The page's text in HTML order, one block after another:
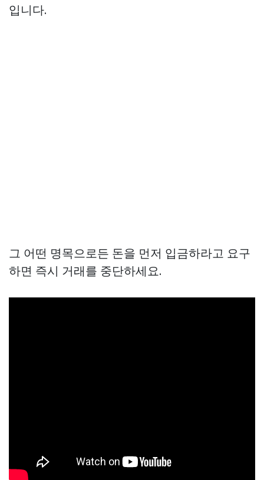
입니다.
그 어떤 명목으로든 돈을 먼저 입금하라고 요구
하면 즉시 거래를 중단하세요.